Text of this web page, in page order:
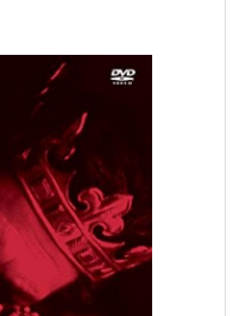
むブログ (7件) を見る
[VHS]
:Accent Cinema
23
ログを見る